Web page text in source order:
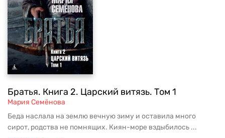
Братья. Книга 2. Царский витязь. Том 1
Мария Семёнова
Беда наслала на землю вечную зиму и оставила много
сирот, родства не помнящих. Киян-море вздыбилось ...